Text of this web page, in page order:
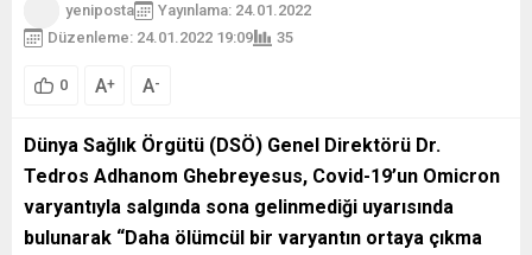
yeniposta
Yayınlama: 24.01.2022
Düzenleme: 24.01.2022 19:09
35
0 A+ A-
Dünya Sağlık Örgütü (DSÖ) Genel Direktörü Dr.
Tedros Adhanom Ghebreyesus, Covid-19’un Omicron
varyantıyla salgında sona gelinmediği uyarısında
bulunarak “Daha ölümcül bir varyantın ortaya çıkma